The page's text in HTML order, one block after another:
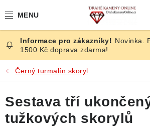
na
ČESKÉ KAMENY
ŠPERKY
KAMENY ZE SVĚTA
BROUŠENÉ
Novinka.
1500 Kč doprava zdarma!
Černý turmalín skoryl
Sestava tří
tužkových skorylů